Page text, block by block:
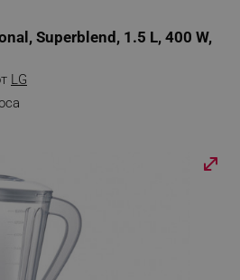
Superblend, 1.5 L, 400 W,
LG